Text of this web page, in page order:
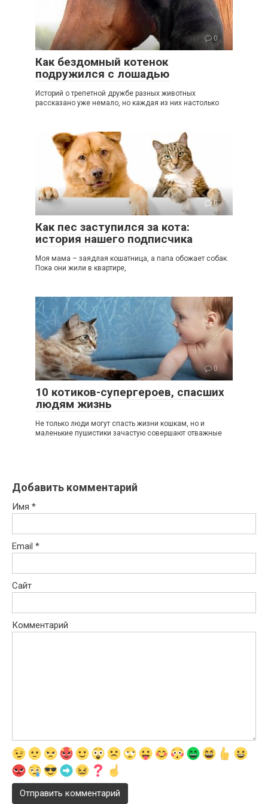
0
Как бездомный котенок
подружился с лошадью
Историй о трепетной дружбе разных животных
рассказано уже немало, но каждая из них настолько
0
Как пес заступился за кота:
история нашего подписчика
Моя мама – заядлая кошатница, а папа обожает собак.
Пока они жили в квартире,
0
10 котиков-супергероев, спасших
людям жизнь
Не только люди могут спасть жизни кошкам, но и
маленькие пушистики зачастую совершают отважные
Добавить комментарий
Имя *
Email *
Сайт
Комментарий